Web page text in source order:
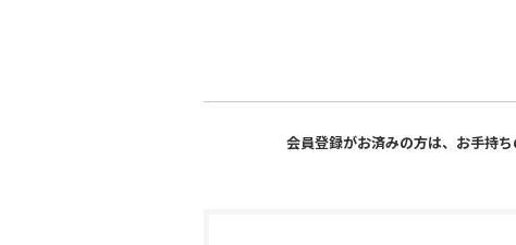
会員登録がお済みの方は、お手持